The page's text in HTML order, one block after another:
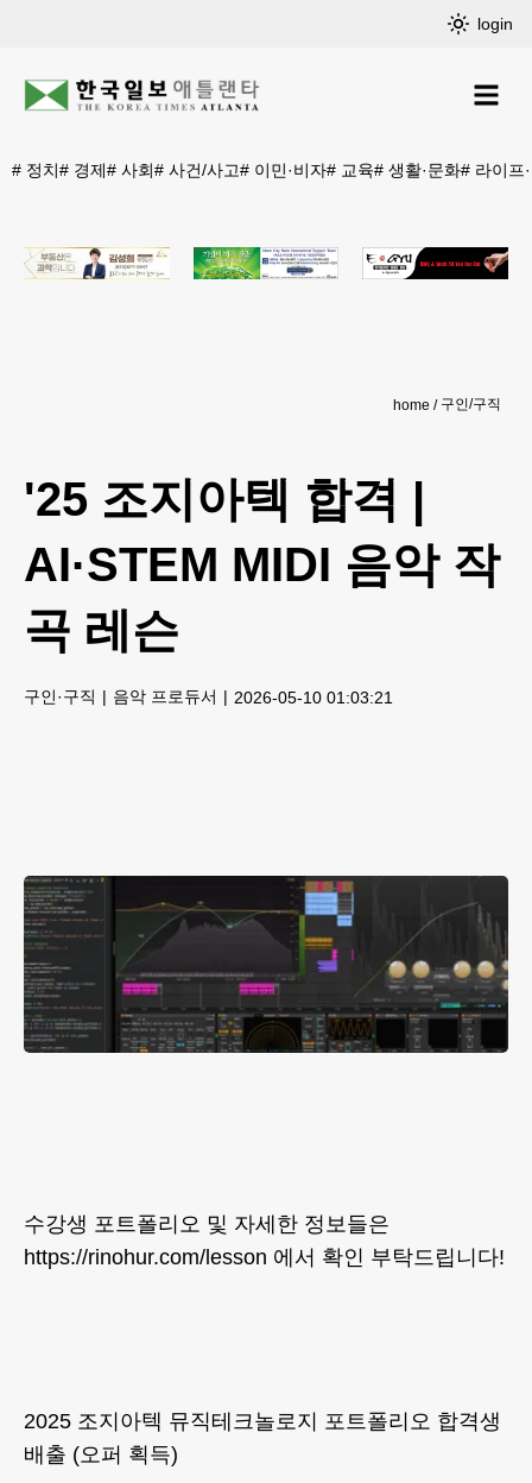
login
# 정치# 경제# 사회# 사건/사고# 이민·비자# 교육# 생활·문화# 라이프
home 구인/구직
'25 조지아텍 합격 |
AI·STEM MIDI 음악 작
곡 레슨
구인·구직 음악 프로듀서 2026-05-10 01:03:21
수강생 포트폴리오 및 자세한 정보들은
https://rinohur.com/lesson 에서 확인 부탁드립니다!
2025 조지아텍 뮤직테크놀로지 포트폴리오 합격생
배출 (오퍼 획득)